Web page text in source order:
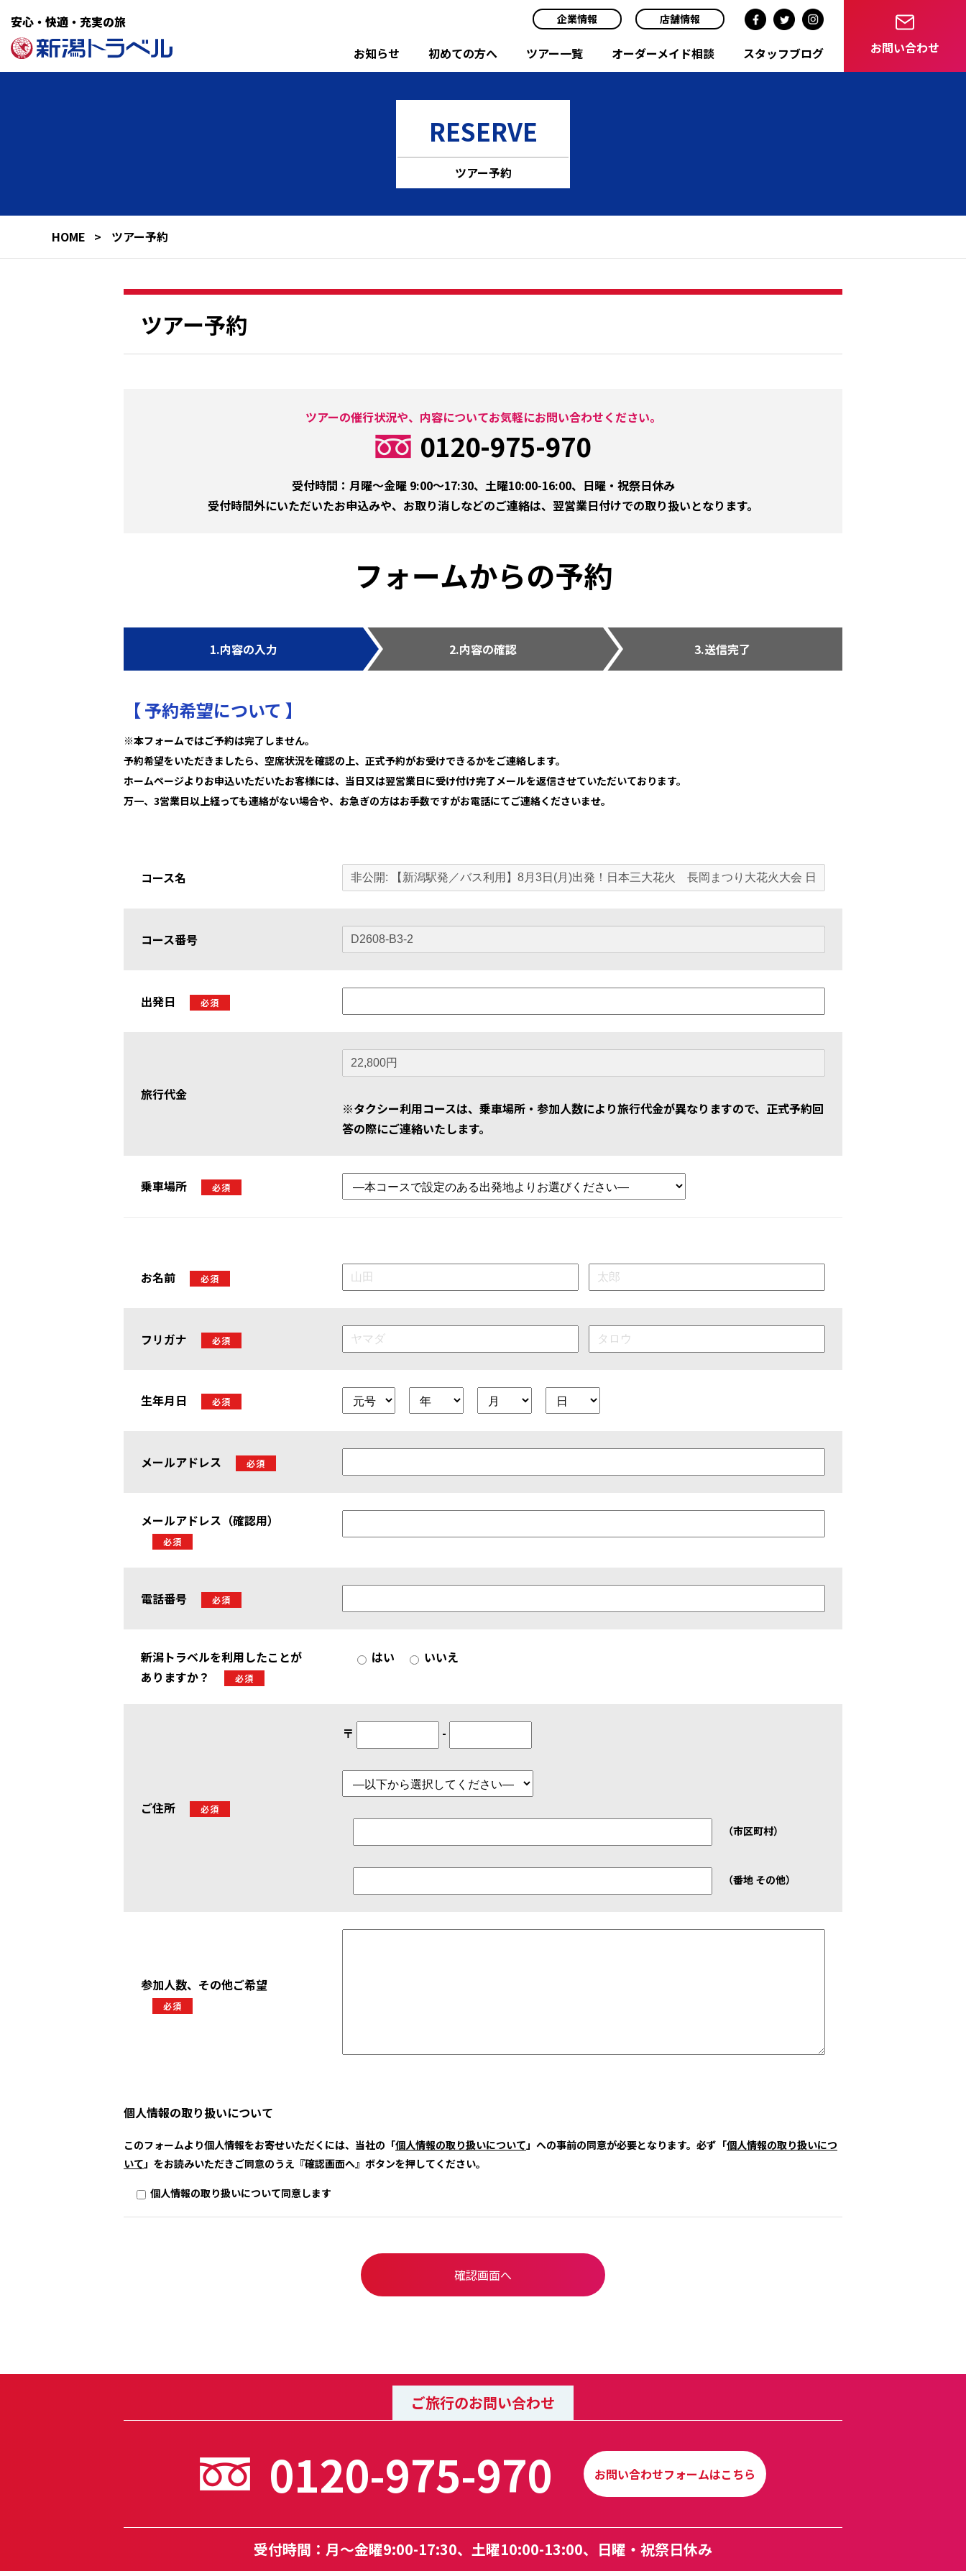
安心・快適・充実の旅 企業情報 店舗情報
お知らせ 初めての方へ ツアー一覧 オーダーメイド相談 スタッフブログ お問い合わせ
RESERVE
ツアー予約
HOME ツアー予約
ツアー予約
ツアーの催行状況や、内容についてお気軽にお問い合わせください。
0120-975-970
受付時間：月曜～金曜 9:00～17:30、 土曜10:00-16:00、日曜・祝祭日休み
受付時間外にいただいたお申込みや、お取り消しなどのご連絡は、翌営業日付けでの取り扱いとなります。
フォームからの予約
1.内容の入力 2.内容の確認 3.送信完了
【 予約希望について 】
※本フォームではご予約は完了しません。
予約希望をいただきましたら、空席状況を確認の上、正式予約がお受けできるかをご連絡します。
ホームページよりお申込いただいたお客様には、当日又は翌営業日に受け付け完了メールを返信させていただいております。
万一、3営業日以上経っても連絡がない場合や、お急ぎの方はお手数ですがお電話にてご連絡くださいませ。
コース名
コース番号
出発日 必須
旅行代金
※タクシー利用コースは、乗車場所・参加人数により旅行代金が異なりますので、正式予約回
答の際にご連絡いたします。
乗車場所 必須
お名前 必須
フリガナ 必須
生年月日 必須
メールアドレス 必須
メールアドレス（確認用）
必須
電話番号 必須
新潟トラベルを利用したことが
ありますか？
必須
はい いいえ
ご住所 必須
〒 -
（市区町村）
（番地 その他）
参加人数、その他ご希望
必須
個人情報の取り扱いについて
このフォームより個人情報をお寄せいただくには、当社の「個人情報の取り扱いについて」への事前の同意が必要となります。必ず「個人情報の取り扱いにつ
いて」をお読みいただきご同意のうえ『確認画面へ』ボタンを押してください。
個人情報の取り扱いについて同意します
ご旅行のお問い合わせ
0120-975-970 お問い合わせフォームはこちら
受付時間：月～金曜9:00-17:30、 土曜10:00-13:00、日曜・祝祭日休み